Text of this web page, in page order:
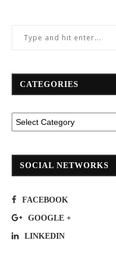
CATEGORIES
SOCIAL NETWORKS
FACEBOOK
GOOGLE +
LINKEDIN